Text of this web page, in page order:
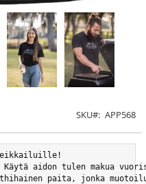
SKU APP568
aidon tulen makua
paita, jonka